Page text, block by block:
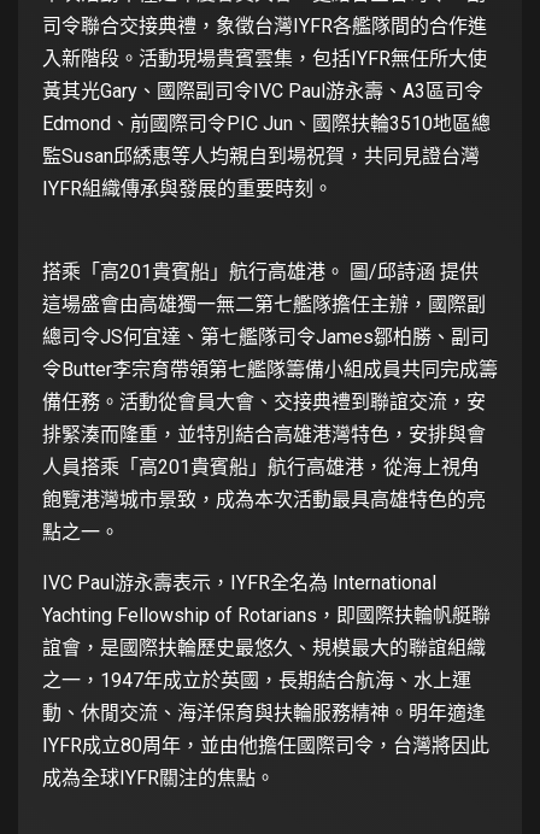
司令聯合交接典禮，象徵台灣IYFR各艦隊間的合作進
入新階段。活動現場貴賓雲集，包括IYFR無任所大使
黃其光Gary、國際副司令IVC Paul游永壽、A3區司令
Edmond、前國際司令PIC Jun、國際扶輪3510地區總
監Susan邱綉惠等人均親自到場祝賀，共同見證台灣
IYFR組織傳承與發展的重要時刻。
搭乘「高201貴賓船」航行高雄港。 圖/邱詩涵 提供
這場盛會由高雄獨一無二第七艦隊擔任主辦，國際副
總司令JS何宜達、第七艦隊司令James鄒柏勝、副司
令Butter李宗育帶領第七艦隊籌備小組成員共同完成籌
備任務。活動從會員大會、交接典禮到聯誼交流，安
排緊湊而隆重，並特別結合高雄港灣特色，安排與會
人員搭乘「高201貴賓船」航行高雄港，從海上視角
飽覽港灣城市景致，成為本次活動最具高雄特色的亮
點之一。
IVC Paul游永壽表示，IYFR全名為 International
Yachting Fellowship of Rotarians，即國際扶輪帆艇聯
誼會，是國際扶輪歷史最悠久、規模最大的聯誼組織
之一，1947年成立於英國，長期結合航海、水上運
動、休閒交流、海洋保育與扶輪服務精神。明年適逢
IYFR成立80周年，並由他擔任國際司令，台灣將因此
成為全球IYFR關注的焦點。